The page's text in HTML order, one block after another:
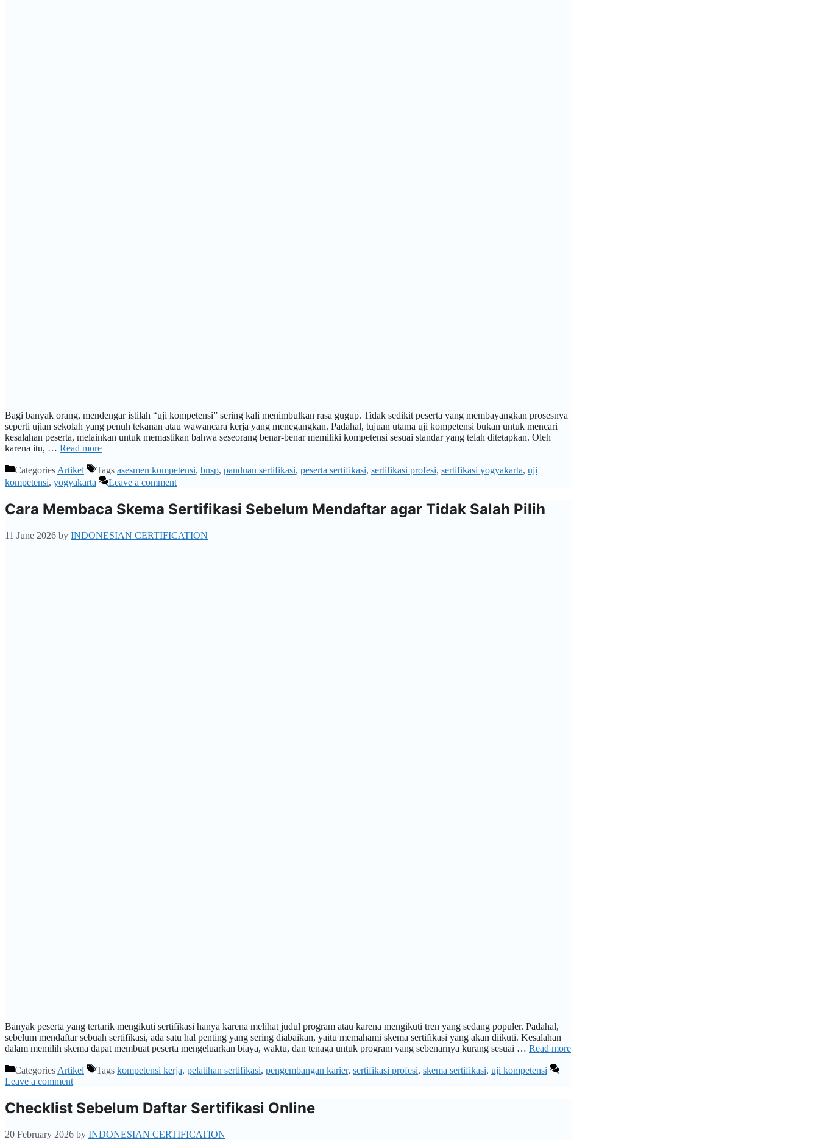
Bagi banyak orang, mendengar istilah “uji kompetensi” sering kali menimbulkan rasa gugup. Tidak sedikit peserta yang membayangkan prosesnya
seperti ujian sekolah yang penuh tekanan atau wawancara kerja yang menegangkan. Padahal, tujuan utama uji kompetensi bukan untuk mencari
kesalahan peserta, melainkan untuk memastikan bahwa seseorang benar-benar memiliki kompetensi sesuai standar yang telah ditetapkan. Oleh
karena itu, … Read more
Categories Artikel Tags asesmen kompetensi, bnsp, panduan sertifikasi, peserta sertifikasi, sertifikasi profesi, sertifikasi yogyakarta, uji
kompetensi, yogyakarta Leave a comment
Cara Membaca Skema Sertifikasi Sebelum Mendaftar agar Tidak Salah Pilih
11 June 2026 by INDONESIAN CERTIFICATION
Banyak peserta yang tertarik mengikuti sertifikasi hanya karena melihat judul program atau karena mengikuti tren yang sedang populer. Padahal,
sebelum mendaftar sebuah sertifikasi, ada satu hal penting yang sering diabaikan, yaitu memahami skema sertifikasi yang akan diikuti. Kesalahan
dalam memilih skema dapat membuat peserta mengeluarkan biaya, waktu, dan tenaga untuk program yang sebenarnya kurang sesuai … Read more
Categories Artikel Tags kompetensi kerja, pelatihan sertifikasi, pengembangan karier, sertifikasi profesi, skema sertifikasi, uji kompetensi
Leave a comment
Checklist Sebelum Daftar Sertifikasi Online
20 February 2026 by INDONESIAN CERTIFICATION